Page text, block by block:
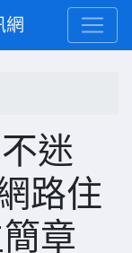
網
迷
路住
章